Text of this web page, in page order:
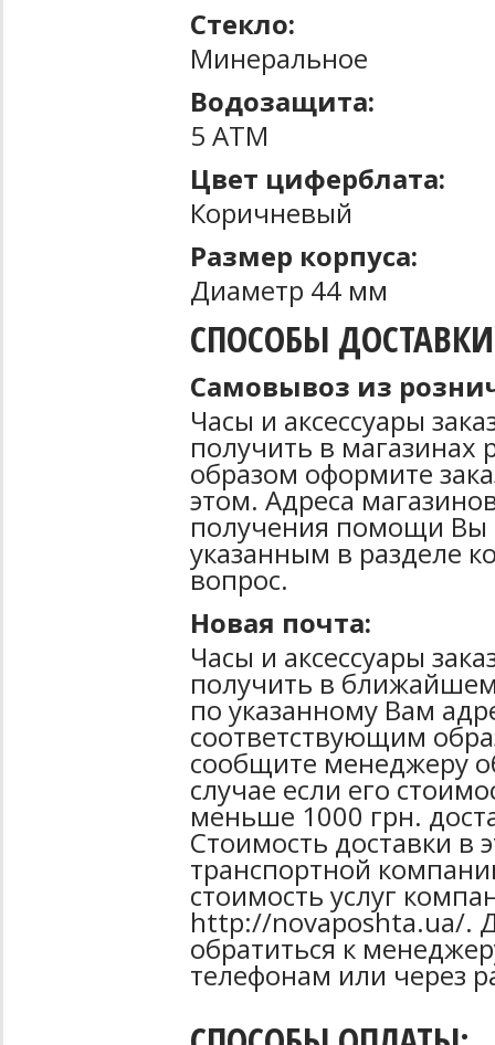
Стекло:
Минеральное
Водозащита:
5 ATM
Цвет циферблата:
Коричневый
Размер корпуса:
Диаметр 44 мм
СПОСОБЫ
Самовывоз из
Часы и аксессуары
получить в магазинах
образом оформите
этом. Адреса
получения помощи Вы
указанным в разделе
вопрос.
Новая почта:
Часы и аксессуары
получить в
по указанному Вам
соответствующим
сообщите менеджеру
случае если его
меньше 1000 грн.
Стоимость доставки в
транспортной
стоимость услуг
http://novaposhta.ua/.
обратиться к
телефонам или через